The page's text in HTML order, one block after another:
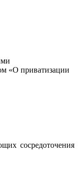
«О приватизации
сосредоточения